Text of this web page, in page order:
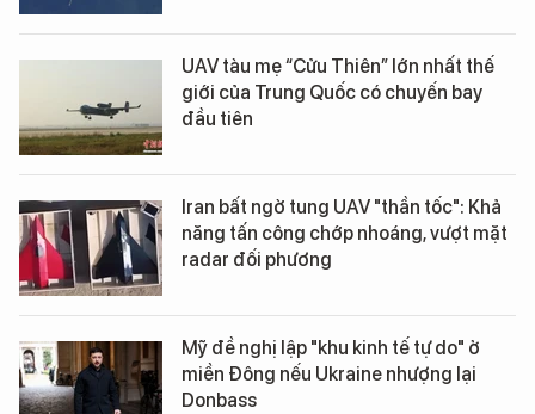
UAV tàu mẹ “Cửu Thiên” lớn nhất thế
giới của Trung Quốc có chuyến bay
đầu tiên
Iran bất ngờ tung UAV "thần tốc": Khả
năng tấn công chớp nhoáng, vượt mặt
radar đối phương
Mỹ đề nghị lập "khu kinh tế tự do" ở
miền Đông nếu Ukraine nhượng lại
Donbass